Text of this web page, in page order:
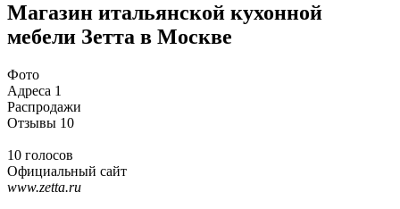
Магазин итальянской кухонной
мебели Зетта в Москве
Фото
Адреса 1
Распродажи
Отзывы 10
10 голосов
Официальный сайт
www.zetta.ru